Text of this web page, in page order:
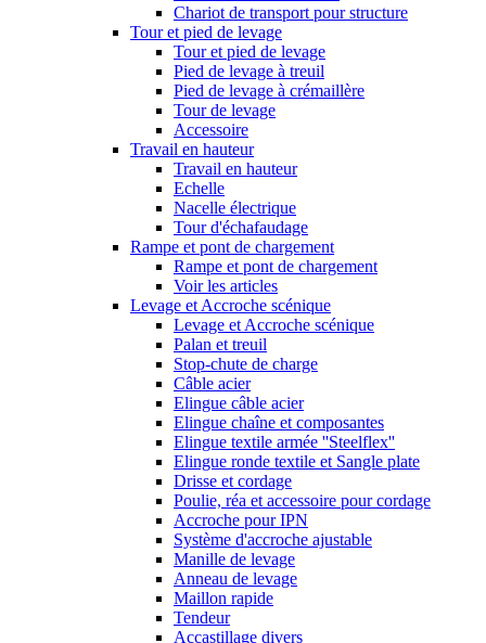
Chariot de transport pour structure
Tour et pied de levage
Tour et pied de levage
Pied de levage à treuil
Pied de levage à crémaillère
Tour de levage
Accessoire
Travail en hauteur
Travail en hauteur
Echelle
Nacelle électrique
Tour d'échafaudage
Rampe et pont de chargement
Rampe et pont de chargement
Voir les articles
Levage et Accroche scénique
Levage et Accroche scénique
Palan et treuil
Stop-chute de charge
Câble acier
Elingue câble acier
Elingue chaîne et composantes
Elingue textile armée ''Steelflex''
Elingue ronde textile et Sangle plate
Drisse et cordage
Poulie, réa et accessoire pour cordage
Accroche pour IPN
Système d'accroche ajustable
Manille de levage
Anneau de levage
Maillon rapide
Tendeur
Accastillage divers